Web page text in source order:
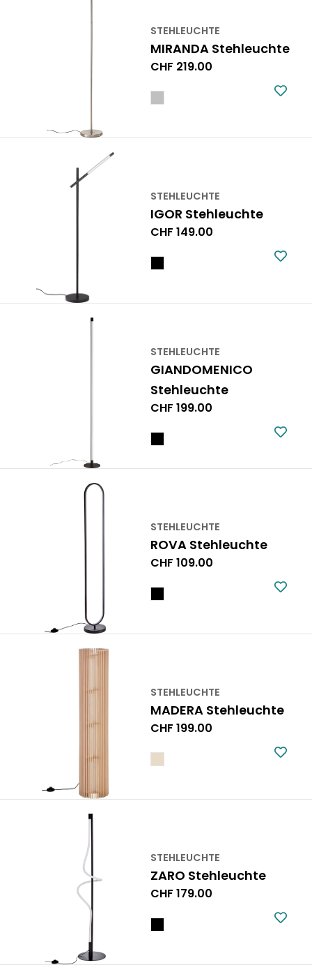
STEHLEUCHTE
MIRANDA Stehleuchte
Regulärer
CHF 219.00
STEHLEUCHTE
IGOR Stehleuchte
Regulärer
CHF 149.00
STEHLEUCHTE
GIANDOMENICO
Stehleuchte
Regulärer
CHF 199.00
STEHLEUCHTE
ROVA Stehleuchte
Regulärer
CHF 109.00
STEHLEUCHTE
MADERA Stehleuchte
Regulärer
CHF 199.00
STEHLEUCHTE
ZARO Stehleuchte
Regulärer
CHF 179.00